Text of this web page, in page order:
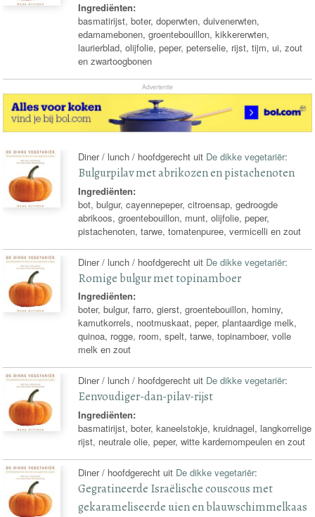
Ingrediënten:
basmatirijst, boter, doperwten, duivenerwten,
edamamebonen, groentebouillon, kikkererwten,
laurierblad, olijfolie, peper, peterselie, rijst, tijm, ui, zout
en zwartoogbonen
Advertentie
Diner / lunch / hoofdgerecht uit De dikke vegetariër:
Bulgurpilav met abrikozen en pistachenoten
Ingrediënten:
bot, bulgur, cayennepeper, citroensap, gedroogde
abrikoos, groentebouillon, munt, olijfolie, peper,
pistachenoten, tarwe, tomatenpuree, vermicelli en zout
Diner / lunch / hoofdgerecht uit De dikke vegetariër:
Romige bulgur met topinamboer
Ingrediënten:
boter, bulgur, farro, gierst, groentebouillon, hominy,
kamutkorrels, nootmuskaat, peper, plantaardige melk,
quinoa, rogge, room, spelt, tarwe, topinamboer, volle
melk en zout
Diner / lunch / hoofdgerecht uit De dikke vegetariër:
Eenvoudiger-dan-pilav-rijst
Ingrediënten:
basmatirijst, boter, kaneelstokje, kruidnagel, langkorrelige
rijst, neutrale olie, peper, witte kardemompeulen en zout
Diner / hoofdgerecht uit De dikke vegetariër:
Gegratineerde Israëlische couscous met
gekarameliseerde uien en blauwschimmelkaas